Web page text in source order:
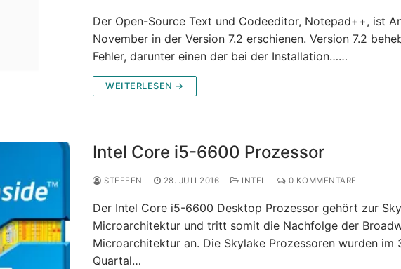
Der Open-Source Text und Codeeditor, Notepad++, ist
November in der Version 7.2 erschienen. Version 7.2
Fehler, darunter einen der bei der Installation……
WEITERLESEN →
Intel Core i5-6600 Prozessor
STEFFEN 28. JULI 2016 INTEL 0 KOMMENTARE
Der Intel Core i5-6600 Desktop Prozessor gehört zur
Microarchitektur und tritt somit die Nachfolge der
Microarchitektur an. Die Skylake Prozessoren wurden im
Quartal…